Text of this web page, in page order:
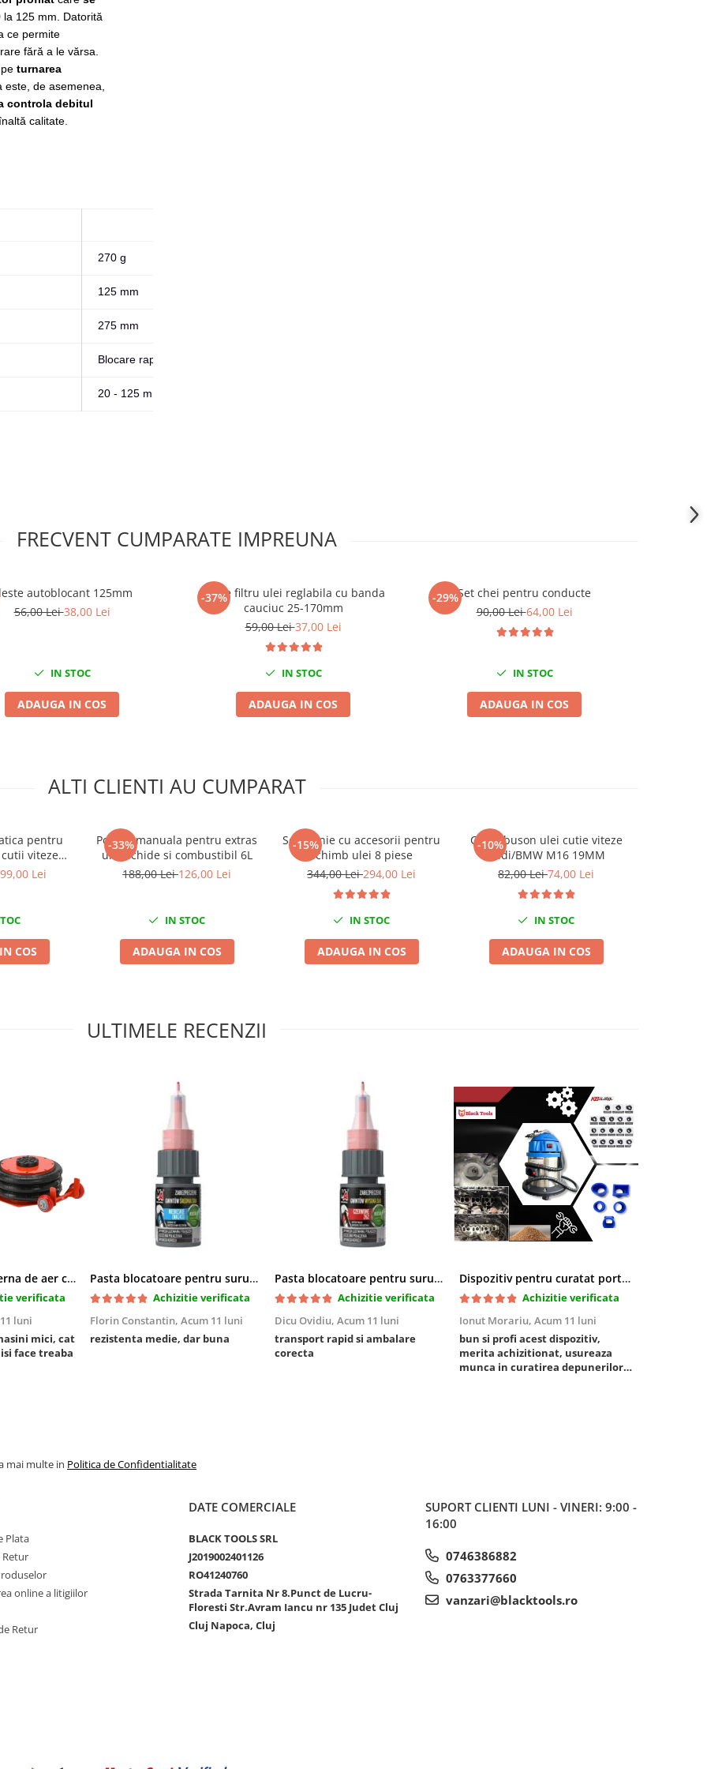
la 125 mm. Datorită
ce permite
fără a le vărsa.
turnarea
este, de asemenea,
controla debitul
calitate.
270 g
125 mm
275 mm
Blocare rapidă
20 - 125 mm
FRECVENT CUMPARATE IMPREUNA
autoblocant 125mm
56,00 Lei38,00 Lei
IN STOC
ADAUGA IN COS
-37%
Cheie filtru ulei reglabila cu banda
cauciuc 25-170mm
59,00 Lei37,00 Lei
IN STOC
ADAUGA IN COS
-29%Set chei pentru conducte
90,00 Lei64,00 Lei
IN STOC
ADAUGA IN COS
ALTI CLIENTI AU CUMPARAT
pentru
viteze
adaptoare
Lei
COS
-33%
Pompa manuala pentru extras
ulei,lichide si combustibil 6L
188,00 Lei126,00 Lei
IN STOC
ADAUGA IN COS
-15%
Set palnie cu accesorii pentru
schimb ulei 8 piese
344,00 Lei294,00 Lei
IN STOC
ADAUGA IN COS
-10%
Cheie buson ulei cutie viteze
Audi/BMW M16 19MM
82,00 Lei74,00 Lei
IN STOC
ADAUGA IN COS
ULTIMELE RECENZII
Cric pneumatic perna de aer cu inaltator 6T
verificata
luni
mici, cat
face treaba
Pasta blocatoare pentru suruburi,rezistenta medie
Achizitie verificata
Florin Constantin, Acum 11 luni
rezistenta medie, dar buna
Pasta blocatoare pentru suruburi,rezistenta inalta
Achizitie verificata
Dicu Ovidiu, Acum 11 luni
transport rapid si ambalare
corecta
Dispozitiv pentru curatat porturi admisie si evacuare fara demontare cu coji de nuca si accesorii incluse
Achizitie verificata
Ionut Morariu, Acum 11 luni
bun si profi acest dispozitiv,
merita achizitionat, usureaza
munca in curatirea depunerilor
mai multe in Politica de Confidentialitate
Plata
Retur
online a litigiilor
Retur
DATE COMERCIALE
BLACK TOOLS SRL
J2019002401126
RO41240760
Strada Tarnita Nr 8.Punct de Lucru-
Floresti Str.Avram Iancu nr 135 Judet Cluj
Cluj Napoca, Cluj
SUPORT CLIENTI LUNI - VINERI: 9:00 -
16:00
0746386882
0763377660
vanzari@blacktools.ro